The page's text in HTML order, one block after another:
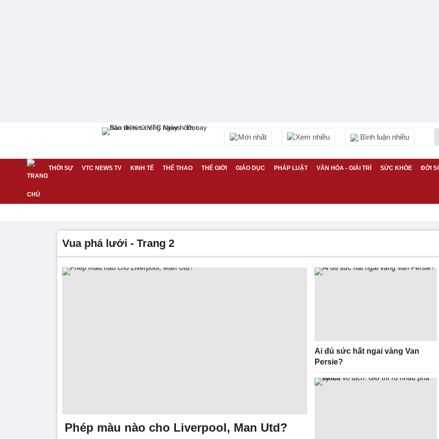
Mới nhất Xem nhiều Bình luận nhiều
THỜI SỰ VTC NEWS TV KINH TẾ THỂ THAO THẾ GIỚI GIÁO DỤC PHÁP LUẬT VĂN HÓA - GIẢI TRÍ SỨC KHỎE ĐỜI
Vua phá lưới - Trang 2
Phép màu nào cho Liverpool, Man Utd?
Ai đủ sức hất ngai vàng Van
Persie?